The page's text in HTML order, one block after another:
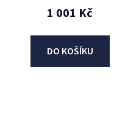
1 001 Kč
DO KOŠÍKU